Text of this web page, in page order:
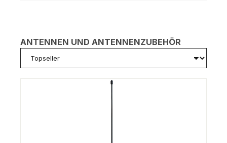
ANTENNEN UND ANTENNENZUBEHÖR